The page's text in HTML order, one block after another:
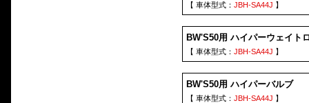
【 車体型式： JBH-SA44J 】
BW'S50用 ハイパーウェイト
【 車体型式： JBH-SA44J 】
BW'S50用 ハイパーバルブ
【 車体型式： JBH-SA44J 】